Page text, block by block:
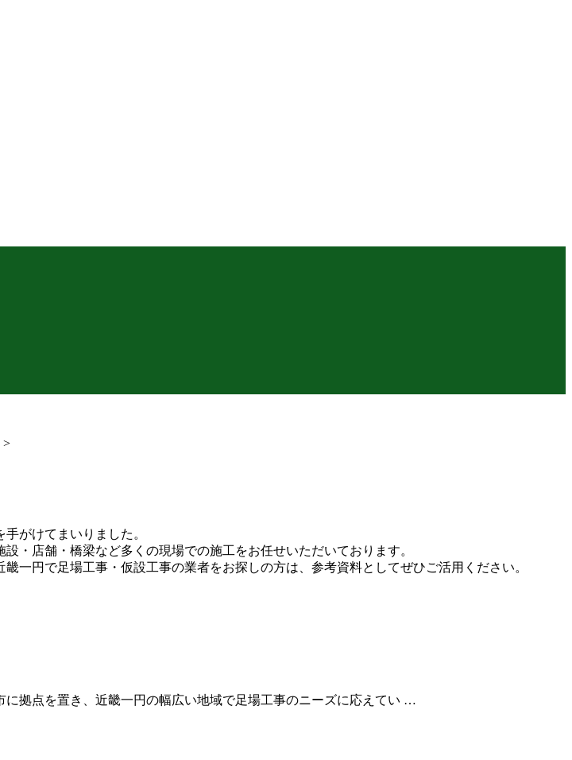
>
がけてまいりました。
・店舗・橋梁など多くの現場での施工をお任せいただいております。
一円で足場工事・仮設工事の業者をお探しの方は、参考資料としてぜひご活用ください。
拠点を置き、近畿一円の幅広い地域で足場工事のニーズに応えてい …